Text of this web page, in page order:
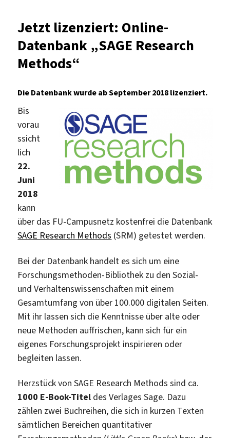
Business
Cases
Jetzt lizenziert: Online-
Datenbank „SAGE Research
Methods“
Die Datenbank wurde ab September 2018 lizenziert.
Bis
vorau
ssicht
lich
22.
Juni
2018
kann
über das FU-Campusnetz kostenfrei die Datenbank
SAGE Research Methods (SRM) getestet werden.
Bei der Datenbank handelt es sich um eine
Forschungsmethoden-Bibliothek zu den Sozial-
und Verhaltenswissenschaften mit einem
Gesamtumfang von über 100.000 digitalen Seiten.
Mit ihr lassen sich die Kenntnisse über alte oder
neue Methoden auffrischen, kann sich für ein
eigenes Forschungsprojekt inspirieren oder
begleiten lassen.
Herzstück von SAGE Research Methods sind ca.
1000 E-Book-Titel des Verlages Sage. Dazu
zählen zwei Buchreihen, die sich in kurzen Texten
sämtlichen Bereichen quantitativer